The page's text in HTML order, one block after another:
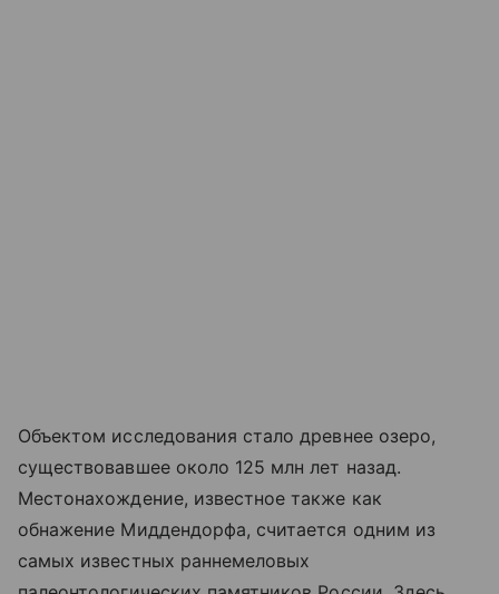
Объектом исследования стало древнее озеро,
существовавшее около 125 млн лет назад.
Местонахождение, известное также как
обнажение Миддендорфа, считается одним из
самых известных раннемеловых